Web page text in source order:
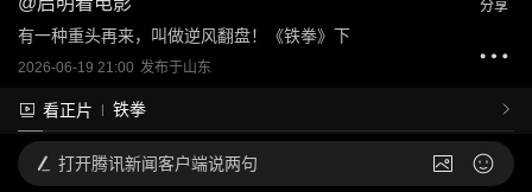
有一种重头再来，叫做逆风翻盘！《铁拳》下
2026-06-19 21:00 发布于山东
看正片 铁拳
分享
打开腾讯新闻客户端说两句